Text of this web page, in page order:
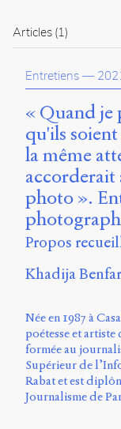
Présentation
Publier
À
propos
site
Archipel
ligne
Mastodon
Université
de
Campus
de
Longueuil
Local
B1-
12723
150
Articles (1)
Entretiens —
« Quand je
qu'ils
la même
accorderait
photo ».
Propos
Khadija
Née en 1987 à
poétesse et artiste
formée au
Supérieur de
Rabat et est
Journalisme de